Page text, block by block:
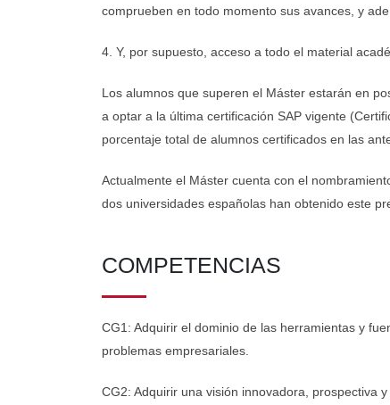
comprueben en todo momento sus avances, y
4. Y, por supuesto, acceso a todo el material
Los alumnos que superen el Máster estarán en
a optar a la última certificación SAP vigente
porcentaje total de alumnos certificados en las
Actualmente el Máster cuenta con el
dos universidades españolas han obtenido este
COMPETENCIAS
CG1: Adquirir el dominio de las herramientas y
problemas empresariales.
CG2: Adquirir una visión innovadora, prospectiva y